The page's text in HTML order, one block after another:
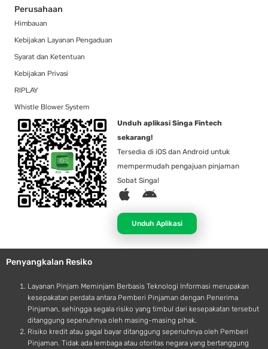
Perusahaan
Himbauan
Kebijakan Layanan Pengaduan
Syarat dan Ketentuan
Kebijakan Privasi
RIPLAY
Whistle Blower System
Unduh aplikasi Singa Fintech
sekarang!
Tersedia di iOS dan Android untuk
mempermudah pengajuan pinjaman
Sobat Singa!
A
p
l
e
A
d
r
o
d
Unduh Aplikasi
Penyangkalan Resiko
Layanan Pinjam Meminjam Berbasis Teknologi Informasi merupakan
kesepakatan perdata antara Pemberi Pinjaman dengan Penerima
Pinjaman, sehingga segala risiko yang timbul dari kesepakatan tersebut
ditanggung sepenuhnya oleh masing-masing pihak.
Risiko kredit atau gagal bayar ditanggung sepenuhnya oleh Pemberi
Pinjaman. Tidak ada lembaga atau otoritas negara yang bertanggung